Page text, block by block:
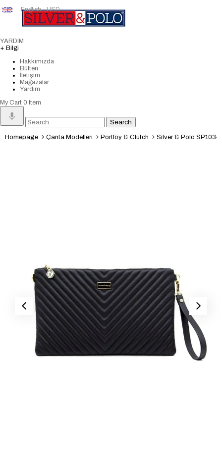
YARDIM
+ Bilgi
Hakkımızda
Bülten
İletişim
Mağazalar
Yardım
English - USD
My Cart 0 Item
Homepage Çanta Modelleri Portföy & Clutch Silver & Polo SP1034